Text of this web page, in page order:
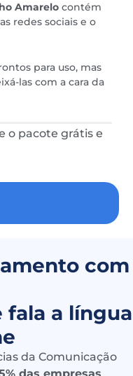
Amarelo contém
redes sociais e o
para uso, mas
las com a cara da
o pacote grátis e
com
fala a língua
da Comunicação